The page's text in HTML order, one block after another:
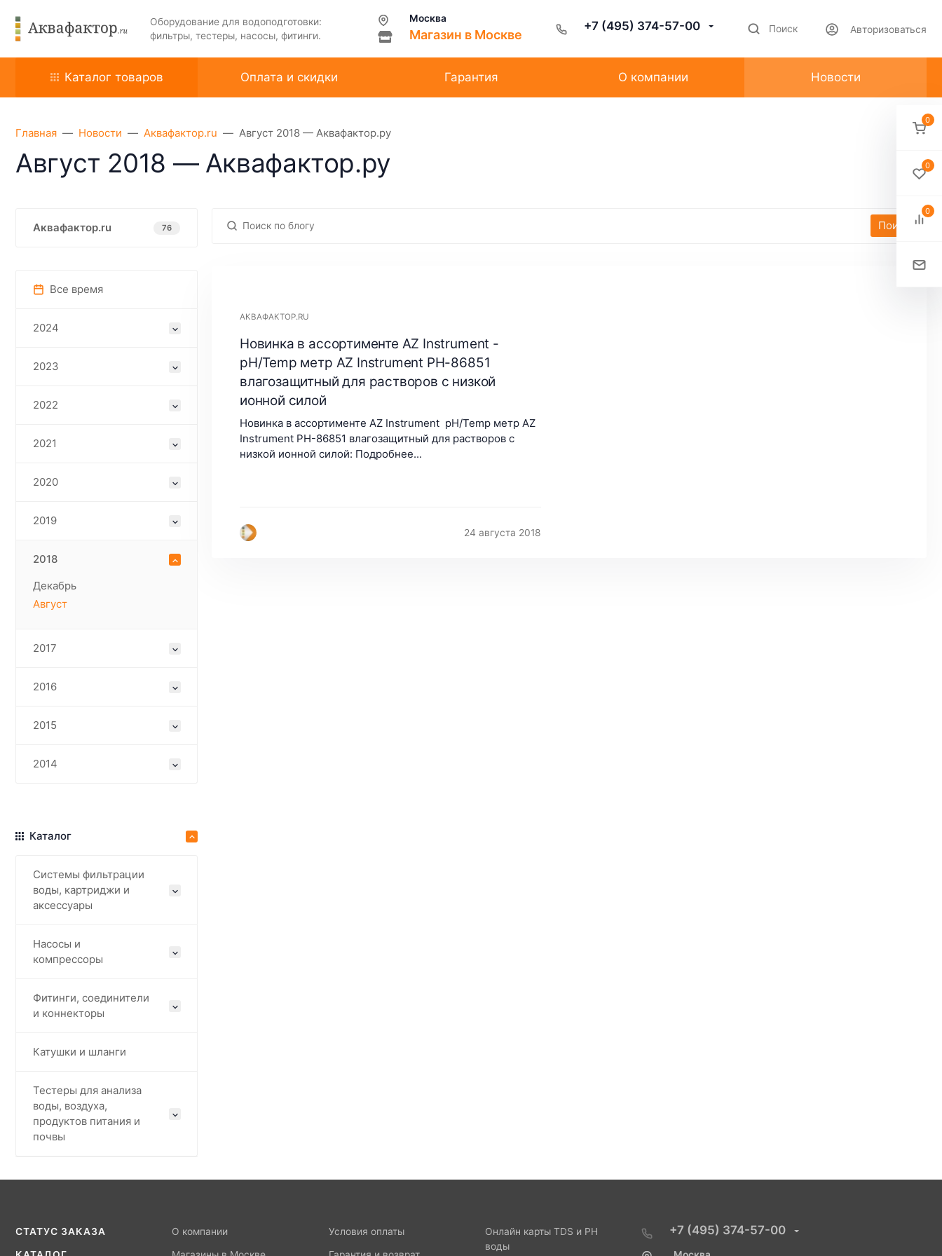
Оборудование для водоподготовки:
фильтры, тестеры, насосы, фитинги.
Москва
Магазин в Москве
+7 (495) 374-57-00 Поиск Авторизоваться
Каталог товаров Оплата и скидки Гарантия О компании Новости
Главная Новости Аквафактор.ru Август 2018 — Аквафактор.ру
Август 2018 — Аквафактор.ру
Аквафактор.ru 76
Все время
2024
2023
2022
2021
2020
2019
2018
Декабрь
Август
2017
2016
2015
2014
Каталог
Системы фильтрации
воды, картриджи и
аксессуары
Насосы и
компрессоры
Фитинги, соединители
и коннекторы
Катушки и шланги
Тестеры для анализа
воды, воздуха,
продуктов питания и
почвы
Поиск
АКВАФАКТОР.RU
Новинка в ассортименте AZ Instrument -
pH/Temp метр AZ Instrument PH-86851
влагозащитный для растворов с низкой
ионной силой
Новинка в ассортименте AZ Instrument pH/Temp метр AZ
Instrument PH-86851 влагозащитный для растворов с
низкой ионной силой: Подробнее...
24 августа 2018
СТАТУС ЗАКАЗА О компании Условия оплаты
Онлайн карты TDS и PH
воды
+7 (495) 374-57-00
0
0
0